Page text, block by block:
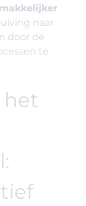
makkelijker
naar
door de
te
het